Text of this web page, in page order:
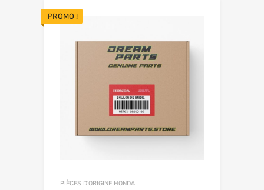
PROMO !
PIÈCES D'ORIGINE HONDA